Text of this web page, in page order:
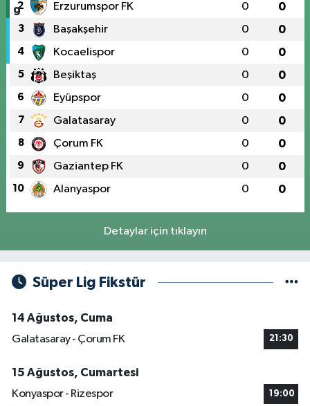
2 Erzurumspor FK 0 0
3 Başakşehir 0 0
4 Kocaelispor 0 0
5 Beşiktaş 0 0
6 Eyüpspor 0 0
7 Galatasaray 0 0
8 Çorum FK 0 0
9 Gaziantep FK 0 0
10 Alanyaspor 0 0
Detaylar için tıklayın
Süper Lig Fikstür
14 Ağustos, Cuma
Galatasaray - Çorum FK
21:30
15 Ağustos, Cumartesi
Konyaspor - Rizespor
19:00